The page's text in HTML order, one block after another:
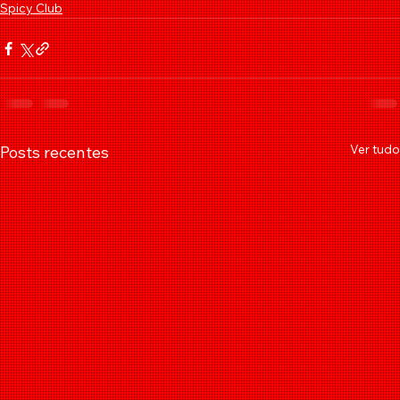
Spicy Club
Posts recentes Ver tudo